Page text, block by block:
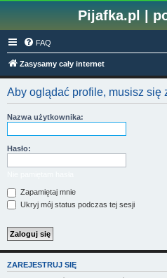
Pijafka.pl |
FAQ
Zasysamy cały internet
Aby oglądać profile, musisz się
Nazwa użytkownika:
Hasło:
Zapamiętaj mnie
Ukryj mój status podczas tej sesji
ZAREJESTRUJ SIĘ